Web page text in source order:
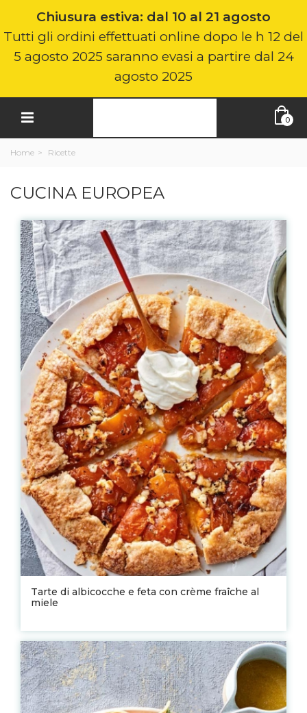
Chiusura estiva: dal 10 al 21 agosto
Tutti gli ordini effettuati online dopo le h 12 del
5 agosto 2025 saranno evasi a partire dal 24
agosto 2025
0
Home > Ricette
CUCINA EUROPEA
Tarte di albicocche e feta con crème fraîche al
miele